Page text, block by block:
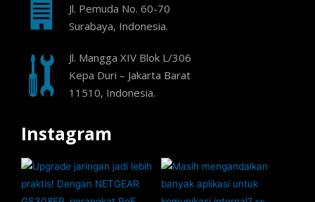
Jl. Pemuda No. 60-70
Surabaya, Indonesia.
Jl. Mangga XIV Blok L/306
Kepa Duri – Jakarta Barat
11510, Indonesia.
Instagram